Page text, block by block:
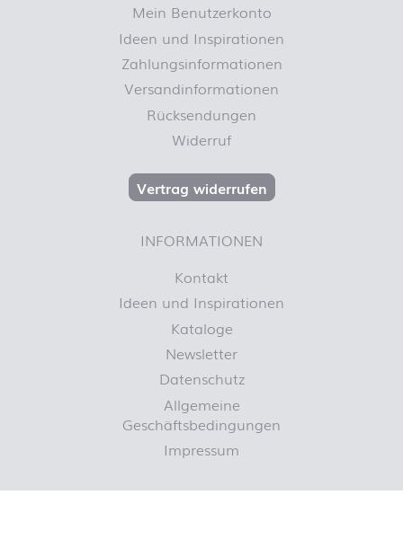
Mein Benutzerkonto
Ideen und Inspirationen
Zahlungsinformationen
Versandinformationen
Rücksendungen
Widerruf
Vertrag widerrufen
INFORMATIONEN
Kontakt
Ideen und Inspirationen
Kataloge
Newsletter
Datenschutz
Allgemeine
Geschäftsbedingungen
Impressum